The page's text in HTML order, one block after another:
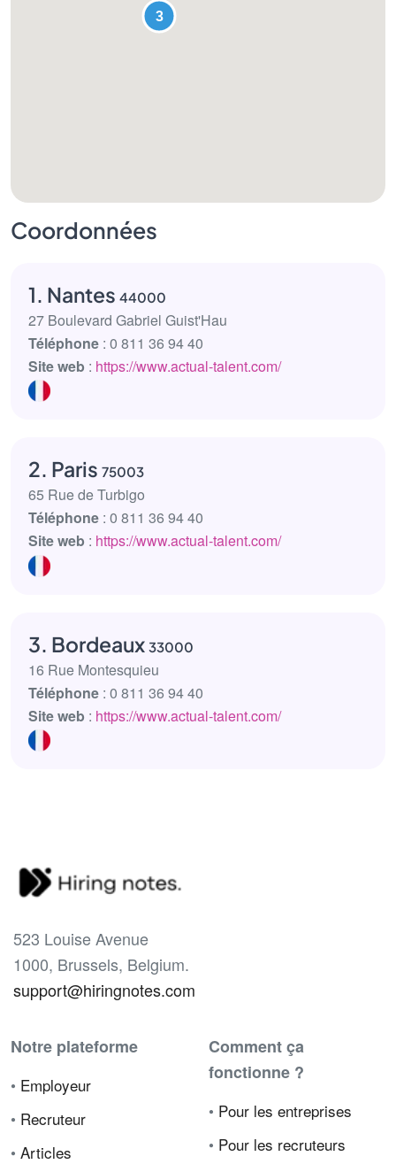
Coordonnées
1. Nantes 44000
27 Boulevard Gabriel Guist'Hau
Téléphone : 0 811 36 94 40
Site web : https://www.actual-talent.com/
2. Paris 75003
65 Rue de Turbigo
Téléphone : 0 811 36 94 40
Site web : https://www.actual-talent.com/
3. Bordeaux 33000
16 Rue Montesquieu
Téléphone : 0 811 36 94 40
Site web : https://www.actual-talent.com/
523 Louise Avenue
1000, Brussels, Belgium.
support@hiringnotes.com
Notre plateforme
• Employeur
• Recruteur
• Articles
Comment ça
fonctionne ?
• Pour les entreprises
• Pour les recruteurs